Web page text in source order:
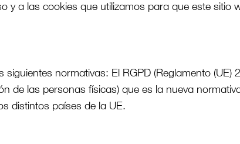
y a las cookies que utilizamos para que este sitio
normativas: El RGPD (Reglamento
de las personas físicas) que es la nueva
distintos países de la UE.